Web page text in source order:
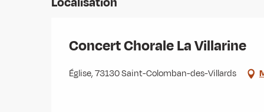
Concert Chorale La Villarine
Église, 73130 Saint-Colomban-des-Villards